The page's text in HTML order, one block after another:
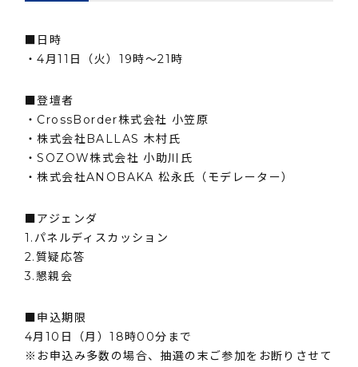
■日時
・4月11日（火）19時～21時
■登壇者
・CrossBorder株式会社 小笠原
・株式会社BALLAS 木村氏
・SOZOW株式会社 小助川氏
・株式会社ANOBAKA 松永氏（モデレーター）
■アジェンダ
1.パネルディスカッション
2.質疑応答
3.懇親会
■申込期限
4月10日（月）18時00分まで
※お申込み多数の場合、抽選の末ご参加をお断りさせて